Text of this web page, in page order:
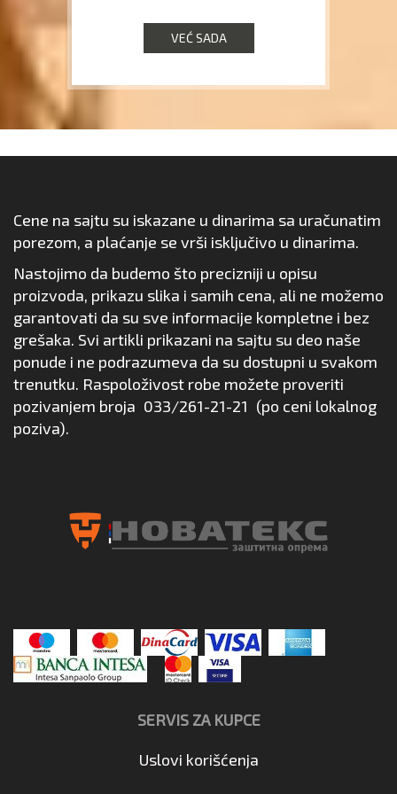
VEĆ SADA
Cene na sajtu su iskazane u dinarima sa uračunatim
porezom, a plaćanje se vrši isključivo u dinarima.
Nastojimo da budemo što precizniji u opisu
proizvoda, prikazu slika i samih cena, ali ne možemo
garantovati da su sve informacije kompletne i bez
grešaka. Svi artikli prikazani na sajtu su deo naše
ponude i ne podrazumeva da su dostupni u svakom
trenutku. Raspoloživost robe možete proveriti
pozivanjem broja 033/261-21-21 (po ceni lokalnog
poziva).
SERVIS ZA KUPCE
Uslovi korišćenja